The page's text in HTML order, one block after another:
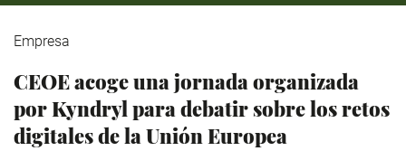
Empresa
CEOE acoge una jornada organizada
por Kyndryl para debatir sobre los retos
digitales de la Unión Europea